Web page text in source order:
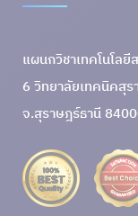
แผนกวิชาเทคโนโล
6 วิทยาลัยเทคนิคสุ
จ.สุราษฎร์ธานี